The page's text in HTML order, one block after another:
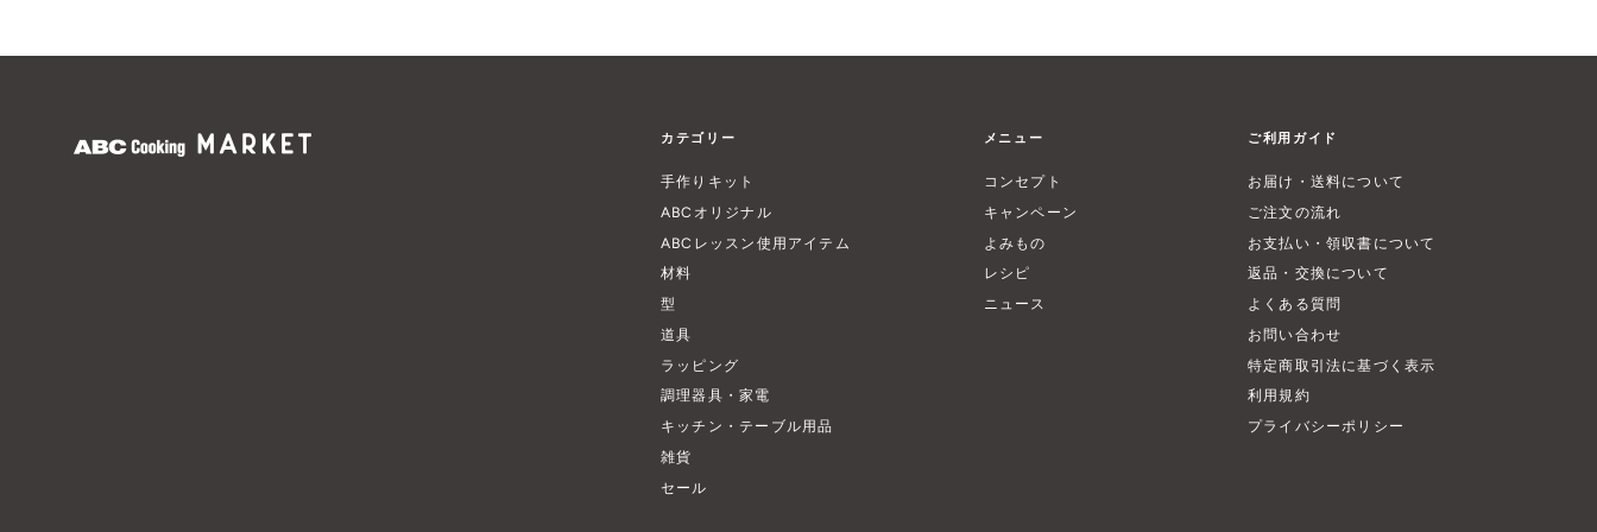
カテゴリー
手作りキット
ABCオリジナル
ABCレッスン使用アイテム
材料
型
道具
ラッピング
調理器具・家電
キッチン・テーブル用品
雑貨
セール
メニュー
コンセプト
キャンペーン
よみもの
レシピ
ニュース
ご利用ガイド
お届け・送料について
ご注文の流れ
お支払い・領収書について
返品・交換について
よくある質問
お問い合わせ
特定商取引法に基づく表示
利用規約
プライバシーポリシー